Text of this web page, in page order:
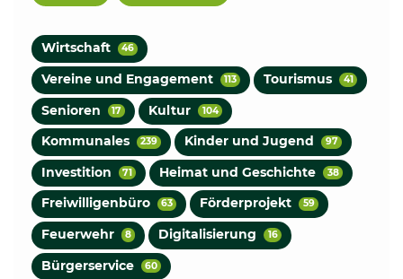
Wirtschaft 46
Vereine und Engagement 113 Tourismus 41
Senioren 17 Kultur 104
Kommunales 239 Kinder und Jugend 97
Investition 71 Heimat und Geschichte 38
Freiwilligenbüro 63 Förderprojekt 59
Feuerwehr 8 Digitalisierung 16
Bürgerservice 60